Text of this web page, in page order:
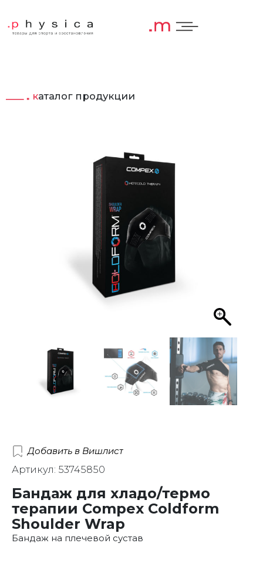
каталог продукции
Добавить в Вишлист
Артикул: 53745850
Бандаж для хладо/термо
терапии Compex Coldform
Shoulder Wrap
Бандаж на плечевой сустав